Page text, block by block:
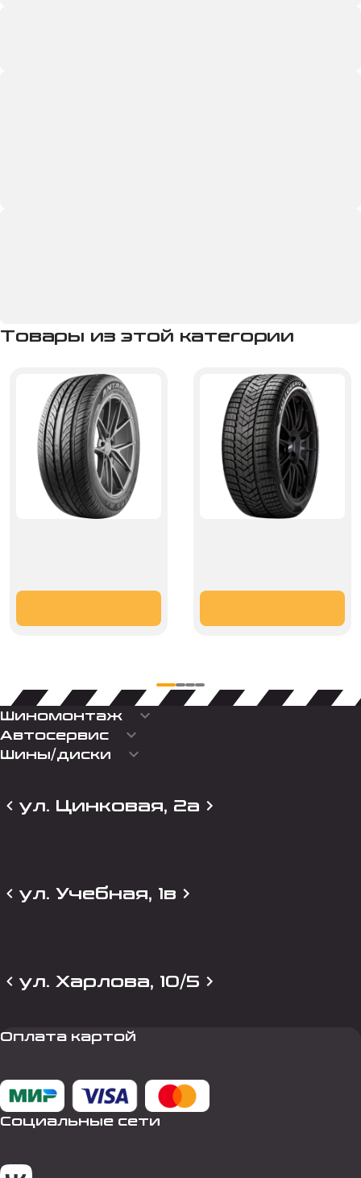
Товары из этой категории
Шиномонтаж keyboard_arrow_down
Автосервис keyboard_arrow_down
Шины/диски keyboard_arrow_down
ул. Цинковая, 2а
ул. Учебная, 1в
ул. Харлова, 10/5
Оплата картой
Социальные сети